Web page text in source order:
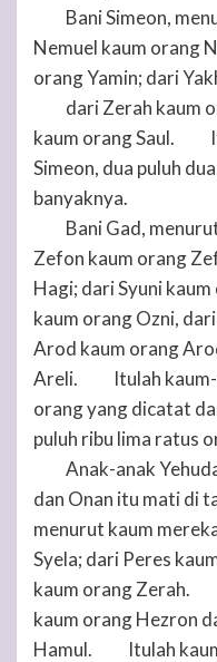
Bani Simeon,
Nemuel kaum orang
orang Yamin; dari
dari Zerah kaum
kaum orang Saul.
Simeon, dua puluh
banyaknya.
Bani Gad,
Zefon kaum orang
Hagi; dari Syuni kaum
kaum orang Ozni,
Arod kaum orang
Areli.
Itulah
orang yang dicatat
puluh ribu lima ratus
Anak-anak
dan Onan itu mati di
menurut kaum
Syela; dari Peres
kaum orang Zerah.
kaum orang Hezron
Hamul.
Itulah